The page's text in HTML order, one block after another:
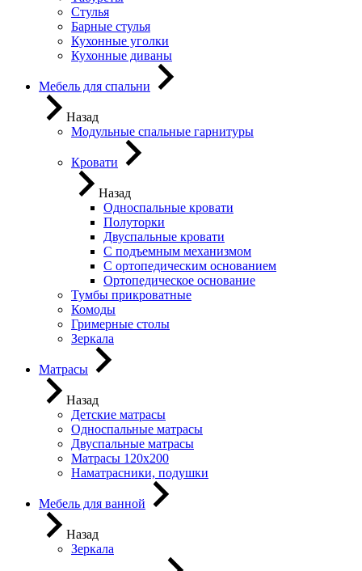
Стулья
Барные стулья
Кухонные уголки
Кухонные диваны
Мебель для спальни
Назад
Модульные спальные гарнитуры
Кровати
Назад
Односпальные кровати
Полуторки
Двуспальные кровати
С подъемным механизмом
С ортопедическим основанием
Ортопедическое основание
Тумбы прикроватные
Комоды
Гримерные столы
Зеркала
Матрасы
Назад
Детские матрасы
Односпальные матрасы
Двуспальные матрасы
Матрасы 120х200
Наматрасники, подушки
Мебель для ванной
Назад
Зеркала